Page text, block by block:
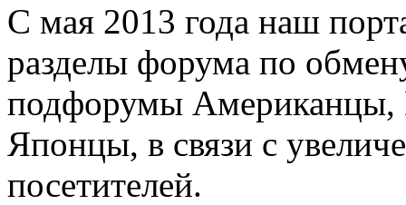
С мая 2013 года наш
разделы форума по
подфорумы
Японцы, в связи с
посетителей.